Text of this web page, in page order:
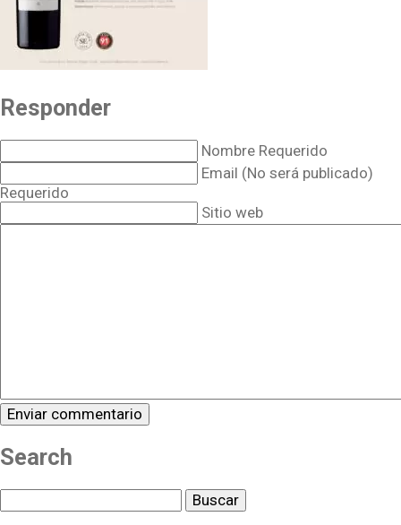
Responder
Nombre Requerido
Email (No será publicado)
Requerido
Sitio web
Search